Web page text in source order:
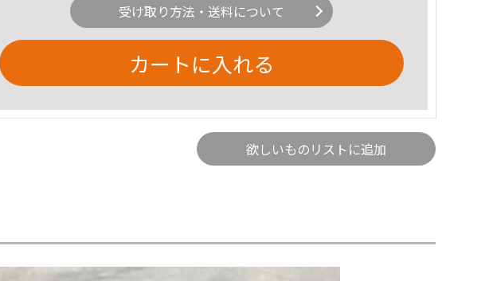
受け取り方法・送料について
カートに入れる
欲しいものリストに追加